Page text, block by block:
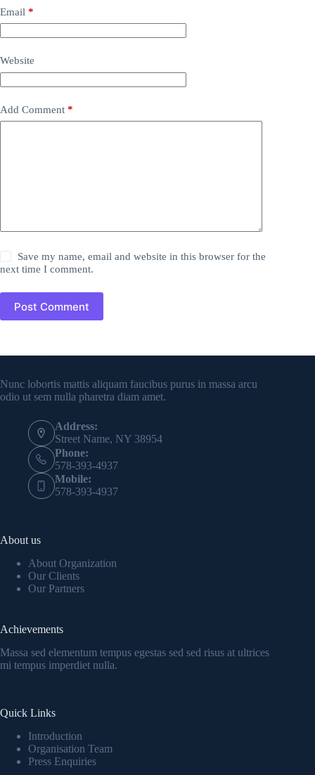
Email *
Website
Add Comment *
Save my name, email and website in this browser for the
next time I comment.
Post Comment
Nunc lobortis mattis aliquam faucibus purus in massa arcu
odio ut sem nulla pharetra diam amet.
Address:
Street Name, NY 38954
Phone:
578-393-4937
Mobile:
578-393-4937
About us
About Organization
Our Clients
Our Partners
Achievements
Massa sed elementum tempus egestas sed sed risus at ultrices
mi tempus imperdiet nulla.
Quick Links
Introduction
Organisation Team
Press Enquiries